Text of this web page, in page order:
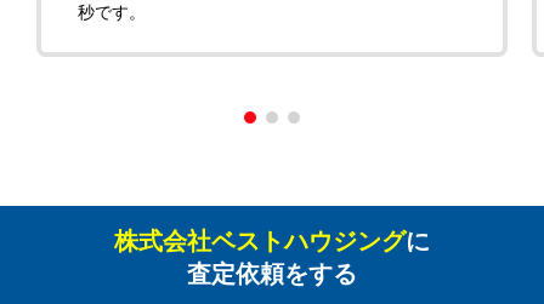
秒です。
株式会社ベストハウジングに
査定依頼をする